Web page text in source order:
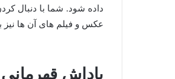
داده شود. شما با دنبال
عکس و فیلم های آن ها نیز
پاداش